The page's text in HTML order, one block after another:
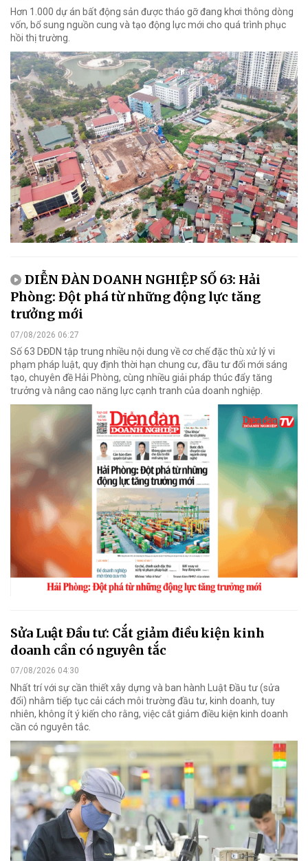
Hơn 1.000 dự án bất động sản được tháo gỡ đang khơi thông dòng
vốn, bổ sung nguồn cung và tạo động lực mới cho quá trình phục
hồi thị trường.
DIỄN ĐÀN DOANH NGHIỆP SỐ 63: Hải
Phòng: Đột phá từ những động lực tăng
trưởng mới
07/08/2026 06:27
Số 63 DĐDN tập trung nhiều nội dung về cơ chế đặc thù xử lý vi
phạm pháp luật, quy định thời hạn chung cư, đầu tư đổi mới sáng
tạo, chuyên đề Hải Phòng, cùng nhiều giải pháp thúc đẩy tăng
trưởng và nâng cao năng lực cạnh tranh của doanh nghiệp.
Sửa Luật Đầu tư: Cắt giảm điều kiện kinh
doanh cần có nguyên tắc
07/08/2026 04:30
Nhất trí với sự cần thiết xây dựng và ban hành Luật Đầu tư (sửa
đổi) nhằm tiếp tục cải cách môi trường đầu tư, kinh doanh, tuy
nhiên, không ít ý kiến cho rằng, việc cắt giảm điều kiện kinh doanh
cần có nguyên tắc.